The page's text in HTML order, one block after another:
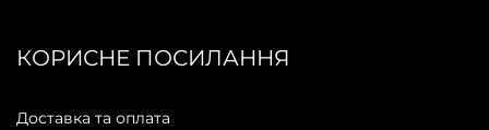
КОРИСНЕ ПОСИЛАННЯ
Доставка та оплата